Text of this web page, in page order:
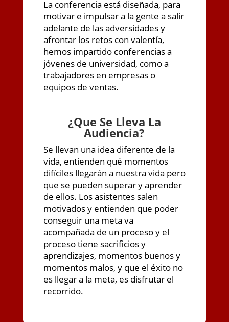
La conferencia está diseñada, para
motivar e impulsar a la gente a salir
adelante de las adversidades y
afrontar los retos con valentía,
hemos impartido conferencias a
jóvenes de universidad, como a
trabajadores en empresas o
equipos de ventas.
¿Que Se Lleva La
Audiencia?
Se llevan una idea diferente de la
vida, entienden qué momentos
difíciles llegarán a nuestra vida pero
que se pueden superar y aprender
de ellos. Los asistentes salen
motivados y entienden que poder
conseguir una meta va
acompañada de un proceso y el
proceso tiene sacrificios y
aprendizajes, momentos buenos y
momentos malos, y que el éxito no
es llegar a la meta, es disfrutar el
recorrido.